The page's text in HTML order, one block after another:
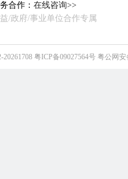
合作： 在线咨询>>
/政府/事业单位合作专属
20261708 粤ICP备09027564号 粤公网安